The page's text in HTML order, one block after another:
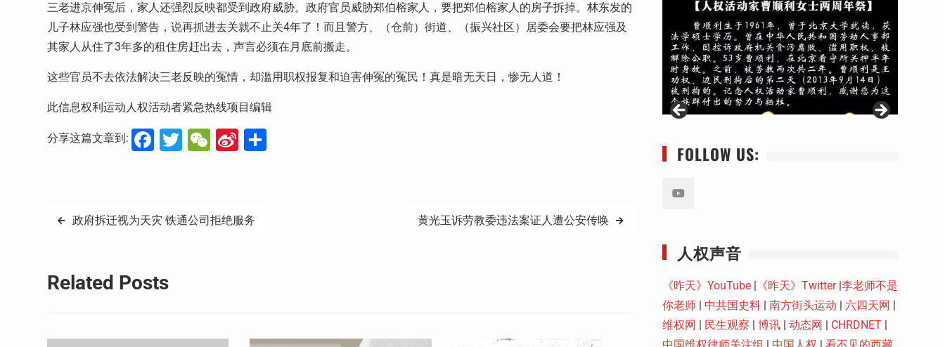
三老进京伸冤后，家人还强烈反映都受到政府威胁。政府官员威胁郑伯榕家人，要把郑伯榕家人的房子拆掉。林东发的
儿子林应强也受到警告，说再抓进去关就不止关4年了！而且警方、（仓前）街道、（振兴社区）居委会要把林应强及
其家人从住了3年多的租住房赶出去，声言必须在月底前搬走。
这些官员不去依法解决三老反映的冤情，却滥用职权报复和迫害伸冤的冤民！真是暗无天日，惨无人道！
此信息权利运动人权活动者紧急热线项目编辑
分享这篇文章到: Facebook
Twitter
WeChat
Sina
文
导
政府拆迁视为天灾 铁通公司拒绝服务 黄光玉诉劳教委违法案证人遭公安传唤
Related Posts
FOLLOW US:
人权声音
《昨天》YouTube | 《昨天》Twitter|李老师不是
你老师 | 中共国史料 | 南方街头运动 | 六四天网 |
维权网 | 民生观察 | 博讯 | 动态网 | CHRDNET |
中国维权律师关注组 | 中国人权 | 看不见的西藏